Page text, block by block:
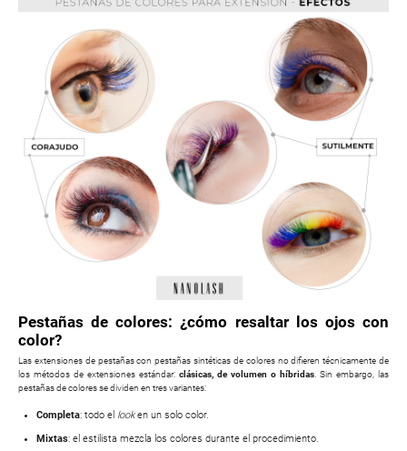
Pestañas de colores: ¿cómo resaltar los ojos con
color?
Las extensiones de pestañas con pestañas sintéticas de colores no difieren técnicamente de
los métodos de extensiones estándar: clásicas, de volumen o híbridas . Sin embargo, las
pestañas de colores se dividen en tres variantes:
Completa: todo el looken un solo color.
Mixtas: el estilista mezcla los colores durante el procedimiento.